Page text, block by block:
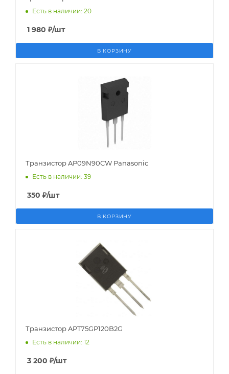
Есть в наличии: 20
1 980 ₽/шт
В КОРЗИНУ
Транзистор AP09N90CW Panasonic
Есть в наличии: 39
350 ₽/шт
В КОРЗИНУ
Транзистор APT75GP120B2G
Есть в наличии: 12
3 200 ₽/шт